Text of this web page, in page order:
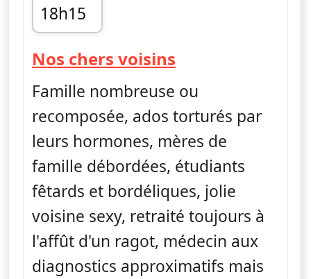
18h15
fin 20h05
Nos chers voisins
Famille nombreuse ou
recomposée, ados torturés par
leurs hormones, mères de
famille débordées, étudiants
fêtards et bordéliques, jolie
voisine sexy, retraité toujours à
l'affût d'un ragot, médecin aux
diagnostics approximatifs mais